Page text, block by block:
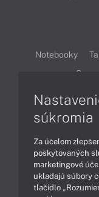
Notebooky
súkromia
Za účelom
poskytovaných
marketingové
ukladajú súbory
tlačidlo